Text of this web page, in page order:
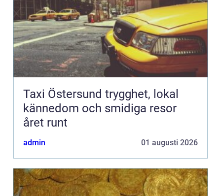
Taxi Östersund trygghet, lokal
kännedom och smidiga resor
året runt
admin 01 augusti 2026